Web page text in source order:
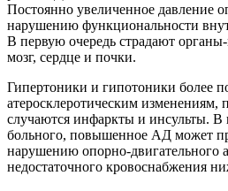
Постоянно увеличенное давление
нарушению функциональности
В первую очередь страдают
мозг, сердце и почки.
Гипертоники и гипотоники более
атеросклеротическим изменениям,
случаются инфаркты и инсульты. В
больного, повышенное АД может
нарушению опорно-двигательного
недостаточного кровоснабжения